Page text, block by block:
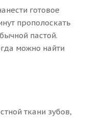
готовое
прополоскать
пастой.
можно найти
ткани зубов,